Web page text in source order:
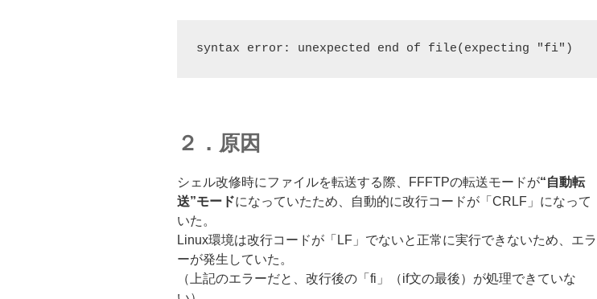
syntax error: unexpected end of file(expecting "fi")
２．原因
シェル改修時にファイルを転送する際、FFFTPの転送モードが“自動転
送”モードになっていたため、自動的に改行コードが「CRLF」になって
いた。
Linux環境は改行コードが「LF」でないと正常に実行できないため、エラ
ーが発生していた。
（上記のエラーだと、改行後の「fi」（if文の最後）が処理できていな